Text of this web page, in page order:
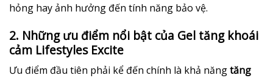
hỏng hay ảnh hưởng đến tính năng bảo vệ.
2. Những ưu điểm nổi bật của Gel tăng khoái
cảm Lifestyles Excite
Ưu điểm đầu tiên phải kể đến chính là khả năngtăng